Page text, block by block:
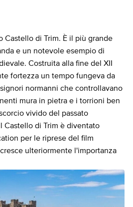
Castello di Trim. È il più grande
e un notevole esempio di
Costruita alla fine del XII
fortezza un tempo fungeva da
normanni che controllavano
mura in pietra e i torrioni ben
vivido del passato
Castello di Trim è diventato
per le riprese del film
ulteriormente l'importanza